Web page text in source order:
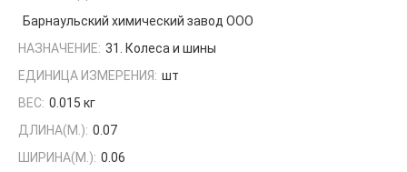
Барнаульский химический завод ООО
НАЗНАЧЕНИЕ: 31. Колеса и шины
ЕДИНИЦА ИЗМЕРЕНИЯ: шт
ВЕС: 0.015 кг
ДЛИНА(М.): 0.07
ШИРИНА(М.): 0.06